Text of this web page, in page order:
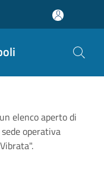
elenco aperto di
operativa